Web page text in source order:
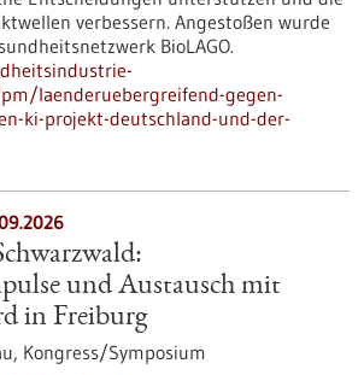
verbessern. Angestoßen wurde
BioLAGO.
laenderuebergreifend-gegen-
ki-projekt-deutschland-und-der-
und Austausch mit
in Freiburg
Kongress/Symposium